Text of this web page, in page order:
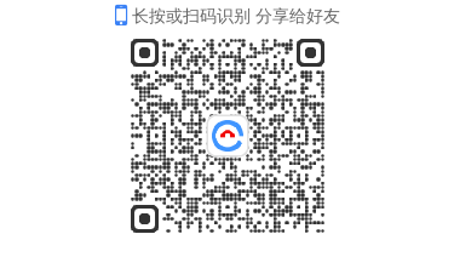
长按或扫码识别 分享给好友